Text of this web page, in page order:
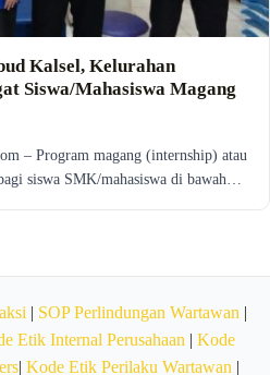
Kalsel, Kelurahan
Siswa/Mahasiswa Magang
– Program magang (internship) atau
siswa SMK/mahasiswa di bawah…
| SOP Perlindungan Wartawan |
Etik Internal Perusahaan | Kode
| Kode Etik Perilaku Wartawan |